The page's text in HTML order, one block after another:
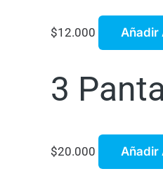
$12.000 Añadir
3
$20.000 Añadir